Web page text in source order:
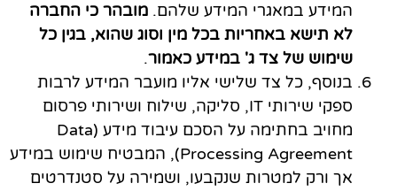
המידע במאגרי המידע שלהם. מובהר כי החברה
לא תישא באחריות בכל מין וסוג שהוא, בגין כל
שימוש של צד ג' במידע כאמור.
בנוסף, כל צד שלישי אליו מועבר המידע לרבות
ספקי שירותי IT, סליקה, שילוח ושירותי פרסום
מחויב בחתימה על הסכם עיבוד מידע (Data
Processing Agreement), המבטיח שימוש במידע
אך ורק למטרות שנקבעו, ושמירה על סטנדרטים